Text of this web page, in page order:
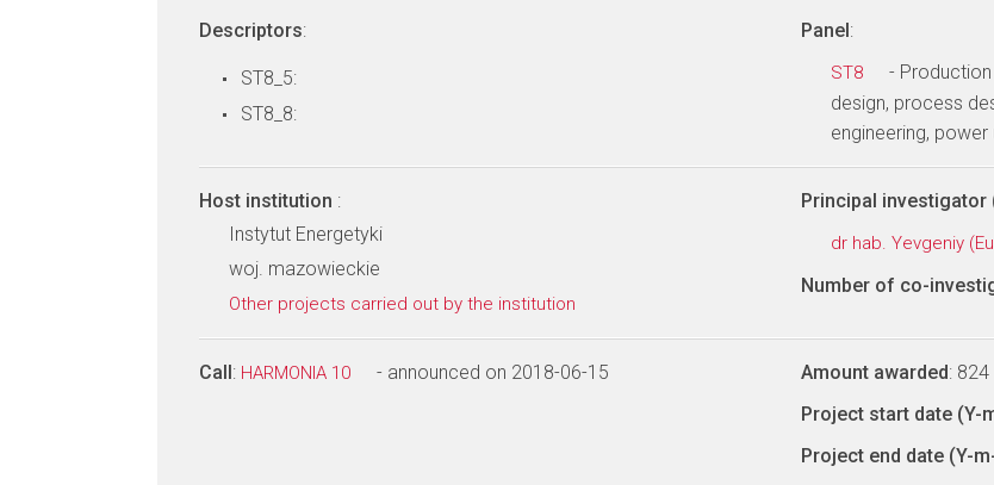
Descriptors:
ST8_5:
ST8_8:
Panel:
ST8
-
design, process
engineering,
Host institution :
Instytut Energetyki
woj. mazowieckie
Other projects carried out by the institution
Principal investigator
dr hab. Yevgeniy
Number of co-
Call: HARMONIA 10 - announced on 2018-06-15 Amount awarded:
Project start date (Y-
Project end date (Y-